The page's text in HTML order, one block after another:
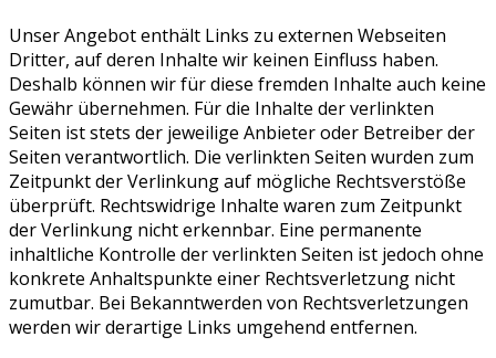
Unser Angebot enthält Links zu externen Webseiten
Dritter, auf deren Inhalte wir keinen Einfluss haben.
Deshalb können wir für diese fremden Inhalte auch keine
Gewähr übernehmen. Für die Inhalte der verlinkten
Seiten ist stets der jeweilige Anbieter oder Betreiber der
Seiten verantwortlich. Die verlinkten Seiten wurden zum
Zeitpunkt der Verlinkung auf mögliche Rechtsverstöße
überprüft. Rechtswidrige Inhalte waren zum Zeitpunkt
der Verlinkung nicht erkennbar. Eine permanente
inhaltliche Kontrolle der verlinkten Seiten ist jedoch ohne
konkrete Anhaltspunkte einer Rechtsverletzung nicht
zumutbar. Bei Bekanntwerden von Rechtsverletzungen
werden wir derartige Links umgehend entfernen.